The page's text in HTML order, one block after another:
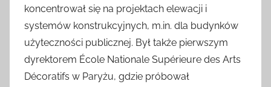
koncentrował się na projektach elewacji i
systemów konstrukcyjnych, m.in. dla budynków
użyteczności publicznej. Był także pierwszym
dyrektorem École Nationale Supérieure des Arts
Décoratifs w Paryżu, gdzie próbował